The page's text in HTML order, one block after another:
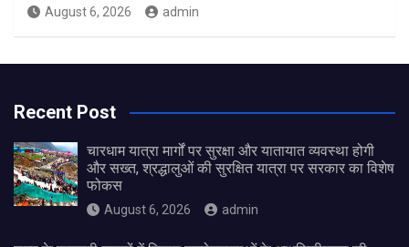
August 6, 2026 admin
Recent Post
चारधाम यात्रा मार्गों पर सुरक्षा और यातायात व्यवस्था होगी
और सख्त, श्रद्धालुओं की सुरक्षित यात्रा पर सरकार का विशेष
फोकस
August 6, 2026 admin